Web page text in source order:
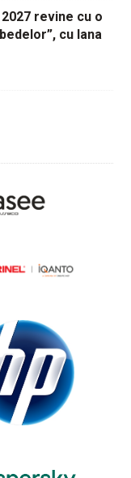
revine cu o
cu Iana